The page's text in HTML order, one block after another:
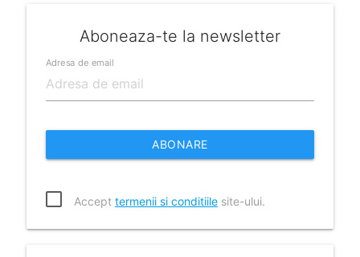
Aboneaza-te la newsletter
Adresa de email
ABONARE
Accept termenii si conditiilesite-ului.